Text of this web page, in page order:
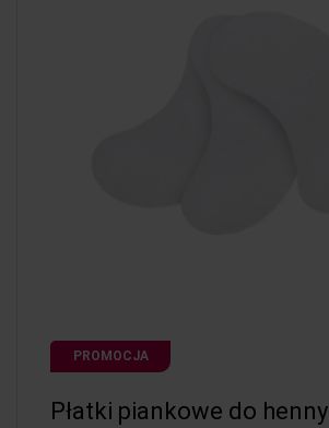
PROMOCJA
Płatki piankowe do henny